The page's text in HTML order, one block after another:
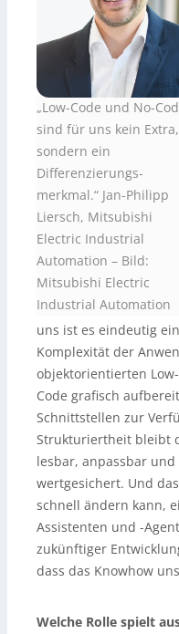
„Low-Code und No-
sind für uns kein Extra,
sondern ein
Differenzierungs-
merkmal.“ Jan-Philipp
Liersch, Mitsubishi
Electric Industrial
Automation – Bild:
Mitsubishi Electric
Industrial Automation
uns ist es eindeutig
Komplexität der
objektorientierten
Code grafisch
Schnittstellen zur
Strukturiertheit bleibt
lesbar, anpassbar
wertgesichert. Und
schnell ändern kann,
Assistenten und -
zukünftiger
dass das Knowhow
Welche Rolle spielt